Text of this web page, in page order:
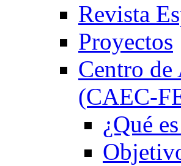
Revista
Proyectos
Centro
(CAEC-
¿Qué